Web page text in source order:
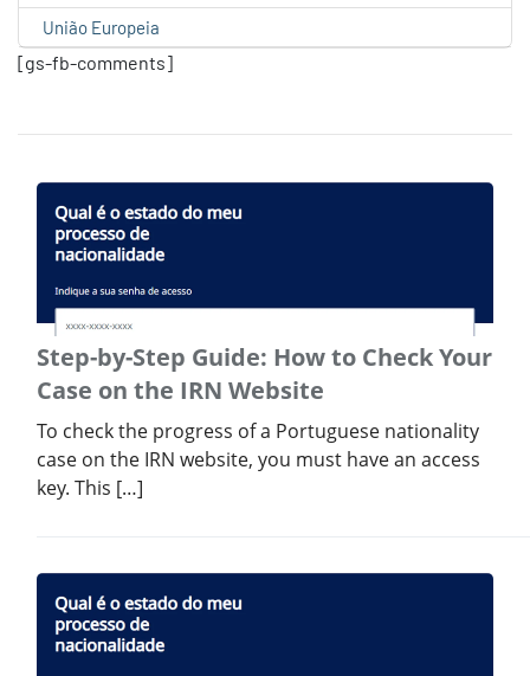
União Europeia
[gs-fb-comments]
Step-by-Step Guide: How to Check Your
Case on the IRN Website
To check the progress of a Portuguese nationality
case on the IRN website, you must have an access
key. This […]